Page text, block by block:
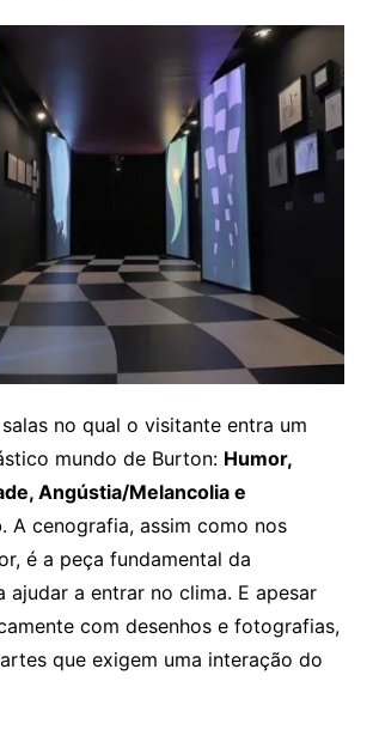
no qual o visitante entra um
mundo de Burton: Humor,
Angústia/Melancolia e
. A cenografia, assim como nos
é a peça fundamental da
ajudar a entrar no clima. E apesar
com desenhos e fotografias,
que exigem uma interação do